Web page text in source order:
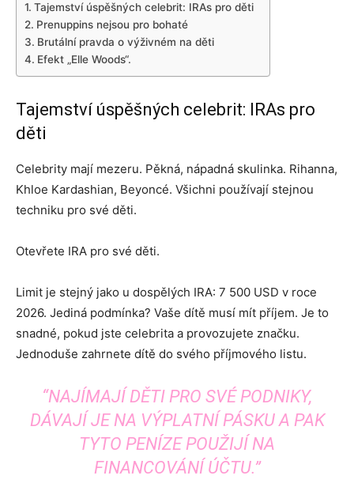
Tajemství úspěšných celebrit: IRAs pro děti
Prenuppins nejsou pro bohaté
Brutální pravda o výživném na děti
Efekt „Elle Woods“.
Tajemství úspěšných celebrit: IRAs pro
děti
Celebrity mají mezeru. Pěkná, nápadná skulinka. Rihanna,
Khloe Kardashian, Beyoncé. Všichni používají stejnou
techniku ​​pro své děti.
Otevřete IRA pro své děti.
Limit je stejný jako u dospělých IRA: 7 500 USD v roce
2026. Jediná podmínka? Vaše dítě musí mít příjem. Je to
snadné, pokud jste celebrita a provozujete značku.
Jednoduše zahrnete dítě do svého příjmového listu.
“NAJÍMAJÍ DĚTI PRO SVÉ PODNIKY,
DÁVAJÍ JE NA VÝPLATNÍ PÁSKU A PAK
TYTO PENÍZE POUŽIJÍ NA
FINANCOVÁNÍ ÚČTU.”